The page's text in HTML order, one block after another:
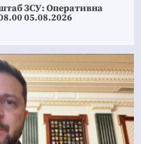
ЗСУ: Оперативна
05.08.2026